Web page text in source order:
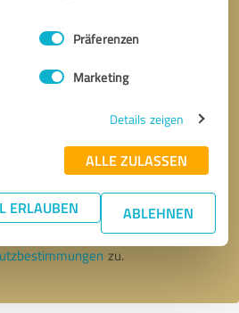
Präferenzen
Marketing
Details zeigen
ALLE ZULASSEN
ERLAUBEN ABLEHNEN
* Erforderliche Angaben
senden
zu.